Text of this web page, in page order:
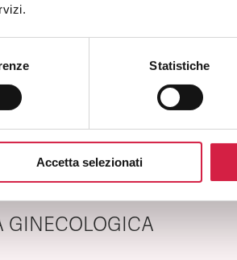
Statistiche
Accetta selezionati
GINECOLOGICA